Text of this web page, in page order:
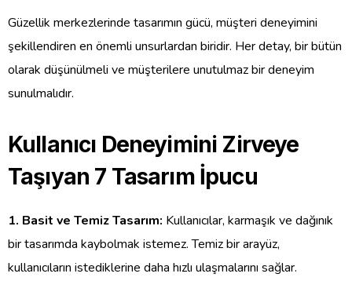
Güzellik merkezlerinde tasarımın gücü, müşteri deneyimini
şekillendiren en önemli unsurlardan biridir. Her detay, bir bütün
olarak düşünülmeli ve müşterilere unutulmaz bir deneyim
sunulmalıdır.
Kullanıcı Deneyimini Zirveye
Taşıyan 7 Tasarım İpucu
1. Basit ve Temiz Tasarım: Kullanıcılar, karmaşık ve dağınık
bir tasarımda kaybolmak istemez. Temiz bir arayüz,
kullanıcıların istediklerine daha hızlı ulaşmalarını sağlar.